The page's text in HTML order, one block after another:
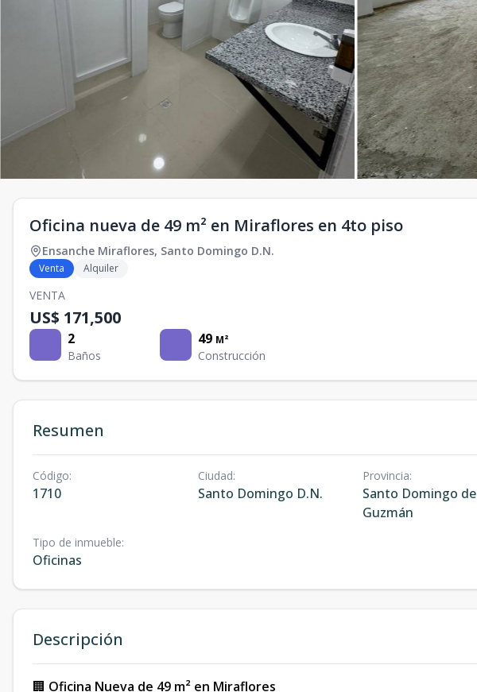
Oficina nueva de 49 m² en Miraflores en 4to piso
Ensanche Miraflores, Santo Domingo D.N.
Venta Alquiler
VENTA
US$ 171,500
2
Baños
49 M²
Construcción
Resumen
Código:
1710
Ciudad:
Santo Domingo D.N.
Provincia:
Santo Domingo de
Guzmán
Tipo de inmueble:
Oficinas
Descripción
🏢 Oficina Nueva de 49 m² en Miraflores